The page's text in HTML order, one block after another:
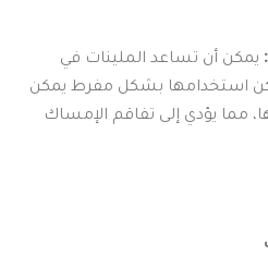
يمكن أن تساعد الملينات في
استخدامها بشكل مفرط يمكن
مما يؤدي إلى تفاقم الإمساك